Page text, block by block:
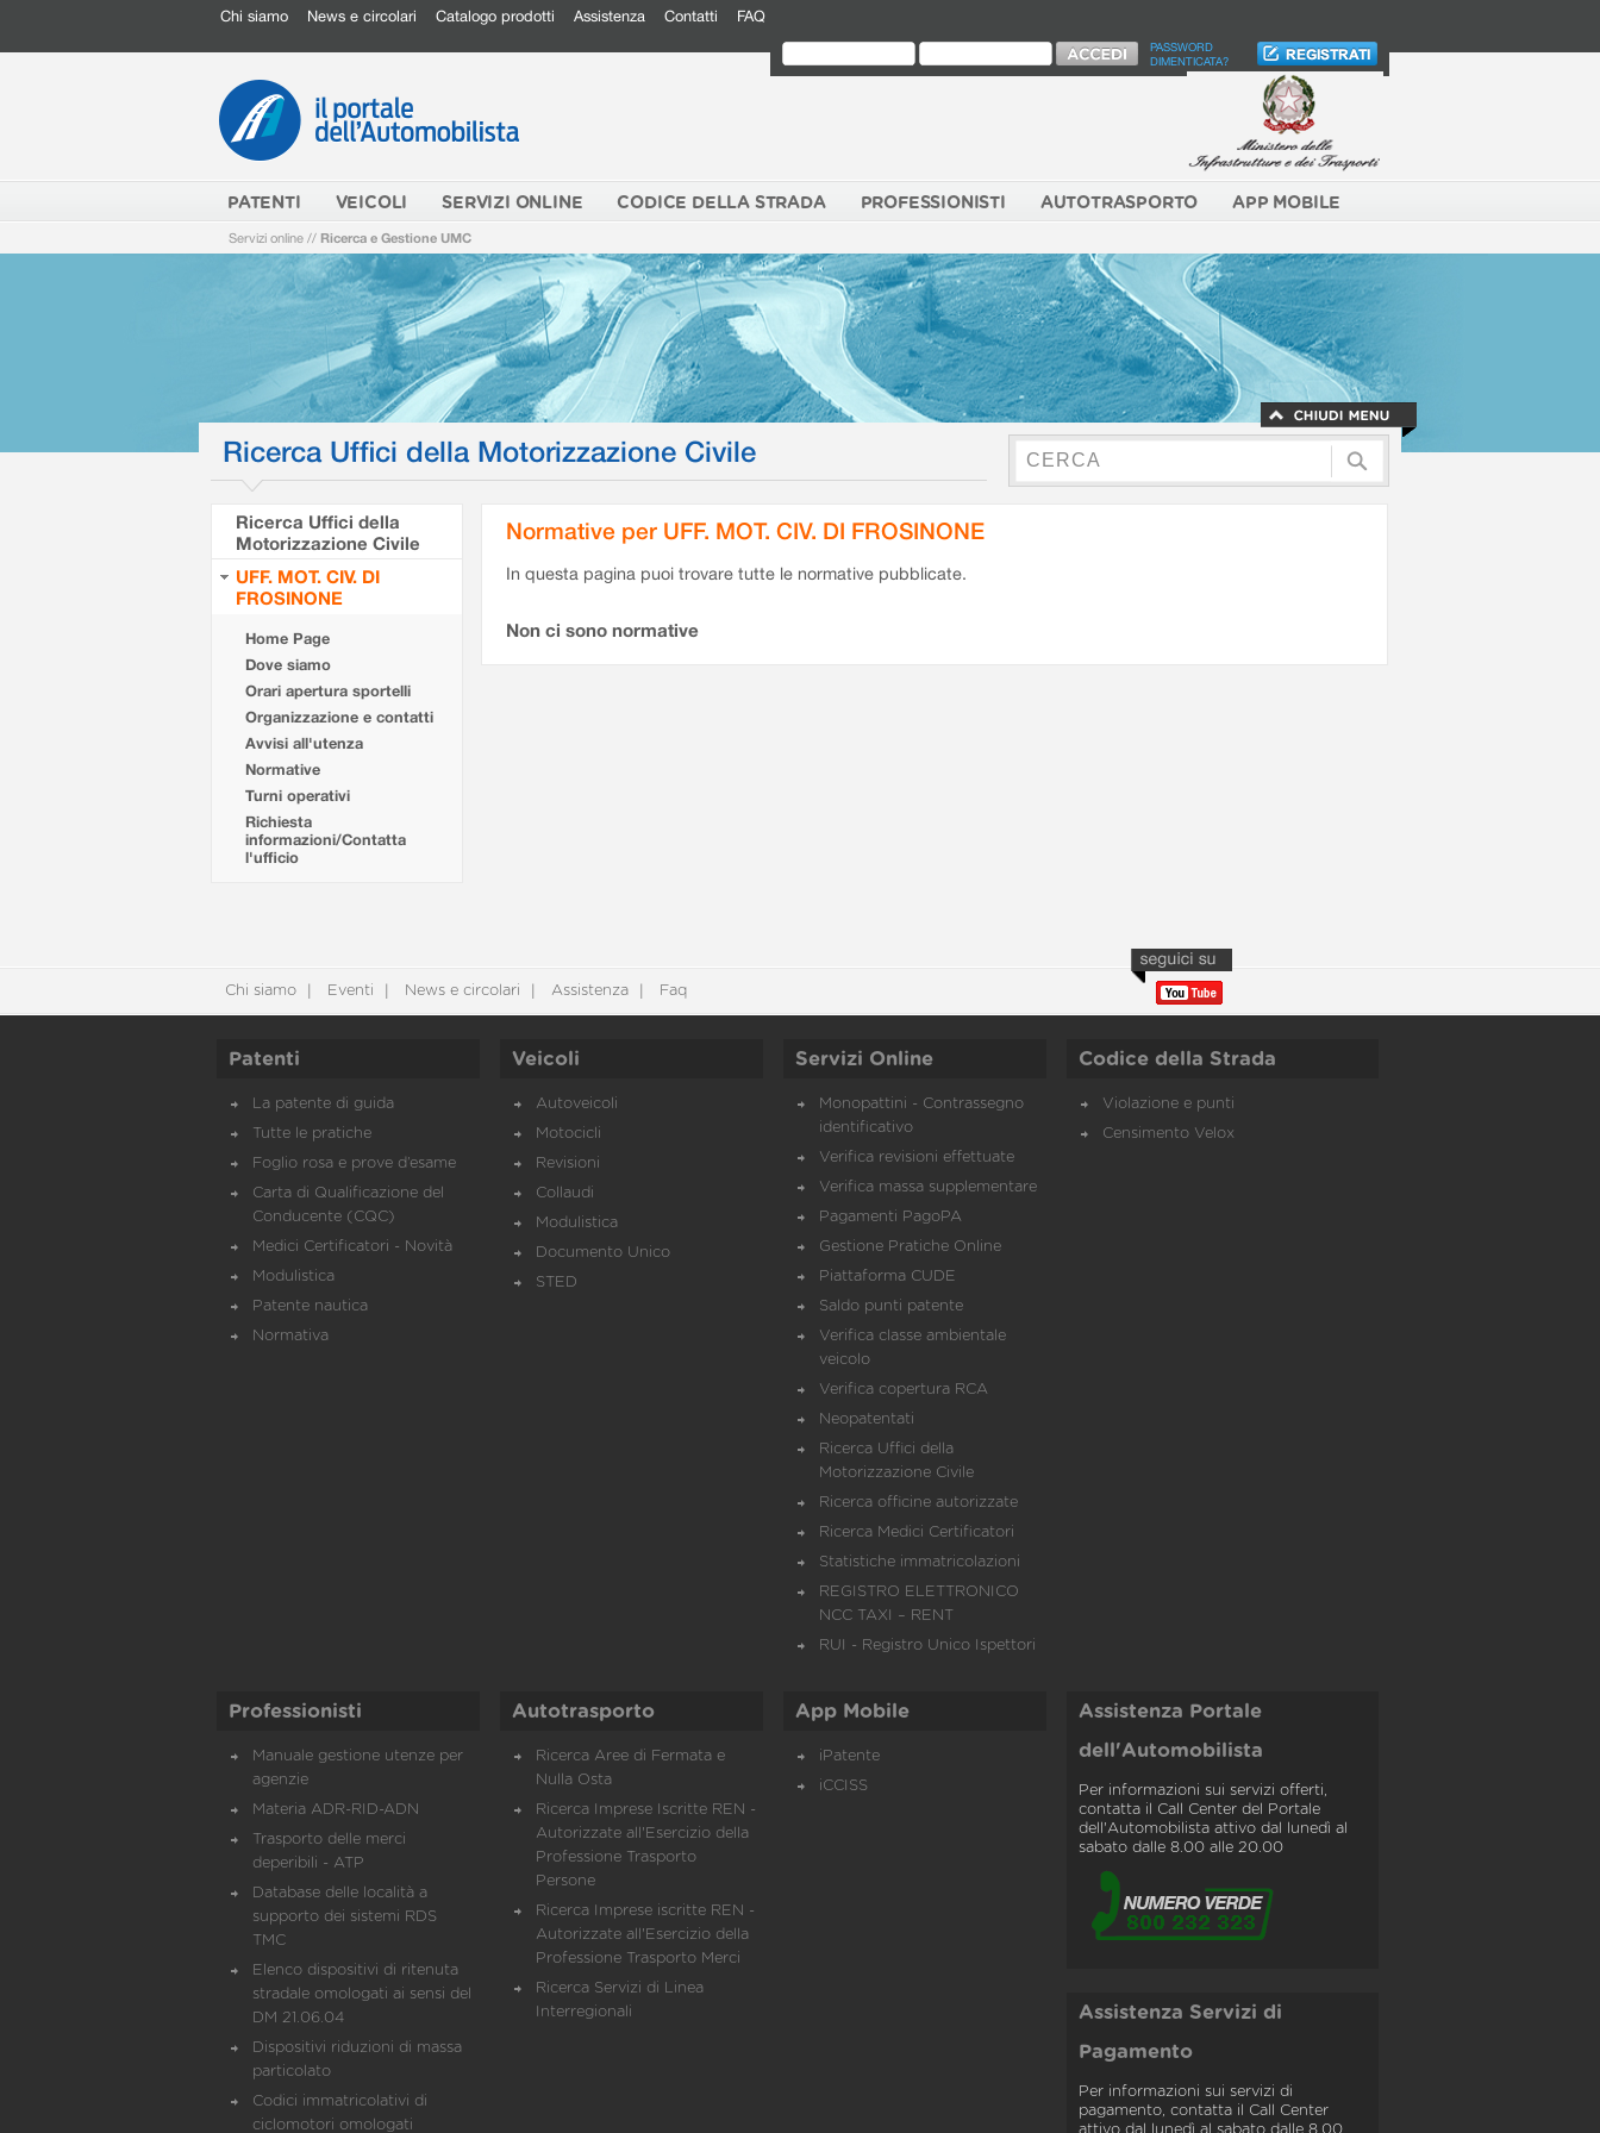
Chi siamo News e circolari Catalogo prodotti Assistenza Contatti FAQ
PASSWORD
DIMENTICATA?
PATENTI VEICOLI SERVIZI ONLINE CODICE DELLA STRADA PROFESSIONISTI AUTOTRASPORTO APP MOBILE
Servizi online // Ricerca e Gestione UMC
Ricerca Uffici della Motorizzazione Civile
Ricerca Uffici della
Motorizzazione Civile
UFF. MOT. CIV. DI
FROSINONE
Home Page
Dove siamo
Orari apertura sportelli
Organizzazione e contatti
Avvisi all'utenza
Normative
Turni operativi
Richiesta
informazioni/Contatta
l'ufficio
Normative per UFF. MOT. CIV. DI FROSINONE
In questa pagina puoi trovare tutte le normative pubblicate.
Non ci sono normative
Chi siamo Eventi News e circolari Assistenza Faq
Patenti
La patente di guida
Tutte le pratiche
Foglio rosa e prove d’esame
Carta di Qualificazione del
Conducente (CQC)
Medici Certificatori - Novità
Modulistica
Patente nautica
Normativa
Veicoli
Autoveicoli
Motocicli
Revisioni
Collaudi
Modulistica
Documento Unico
STED
Servizi Online
Monopattini - Contrassegno
identificativo
Verifica revisioni effettuate
Verifica massa supplementare
Pagamenti PagoPA
Gestione Pratiche Online
Piattaforma CUDE
Saldo punti patente
Verifica classe ambientale
veicolo
Verifica copertura RCA
Neopatentati
Ricerca Uffici della
Motorizzazione Civile
Ricerca officine autorizzate
Ricerca Medici Certificatori
Statistiche immatricolazioni
REGISTRO ELETTRONICO
NCC TAXI – RENT
RUI - Registro Unico Ispettori
Codice della Strada
Violazione e punti
Censimento Velox
Professionisti
Manuale gestione utenze per
agenzie
Materia ADR-RID-ADN
Trasporto delle merci
deperibili - ATP
Database delle località a
supporto dei sistemi RDS
TMC
Elenco dispositivi di ritenuta
stradale omologati ai sensi del
DM 21.06.04
Dispositivi riduzioni di massa
particolato
Codici immatricolativi di
ciclomotori omologati
Autotrasporto
Ricerca Aree di Fermata e
Nulla Osta
Ricerca Imprese Iscritte REN -
Autorizzate all'Esercizio della
Professione Trasporto
Persone
Ricerca Imprese iscritte REN -
Autorizzate all'Esercizio della
Professione Trasporto Merci
Ricerca Servizi di Linea
Interregionali
App Mobile
iPatente
iCCISS
Assistenza Portale
dell'Automobilista
Per informazioni sui servizi offerti,
contatta il Call Center del Portale
dell'Automobilista attivo dal lunedì al
sabato dalle 8.00 alle 20.00
Assistenza Servizi di
Pagamento
Per informazioni sui servizi di
pagamento, contatta il Call Center